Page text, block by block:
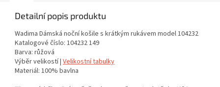
Detailní popis produktu
Wadima Dámská noční košile s krátkým rukávem model 104232
Katalogové číslo: 104232 149
Barva: růžová
Výběr velikostí | Velikostní tabulky
Materiál: 100% bavlna